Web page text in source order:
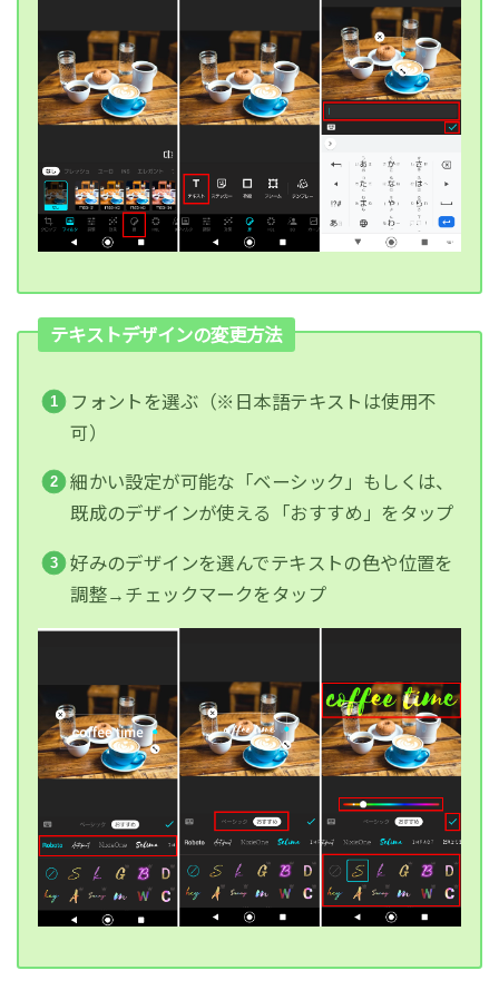
テキストデザインの変更方法
フォントを選ぶ（※日本語テキストは使用不
可）
細かい設定が可能な「ベーシック」もしくは、
既成のデザインが使える「おすすめ」をタップ
好みのデザインを選んでテキストの色や位置を
調整→チェックマークをタップ